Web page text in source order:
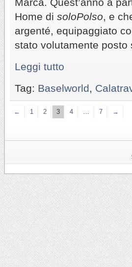
Home di soloPolso , e
argenté, equipaggiato
stato volutamente posto
Leggi tutto
Tag: Baselworld
← 1 2 3 4 7 →